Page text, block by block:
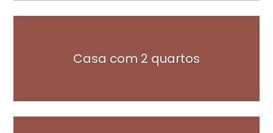
Casa com 2 quartos